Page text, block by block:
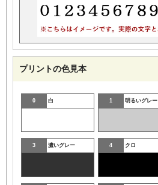
プリントの色見本
0 白 1 明るいグレー
3 濃いグレー 4 クロ